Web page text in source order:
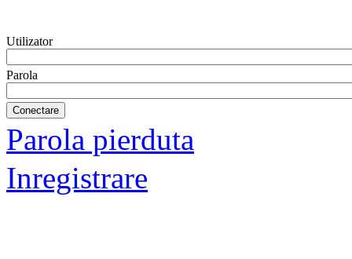
Utilizator
Parola
Parola pierduta
Inregistrare